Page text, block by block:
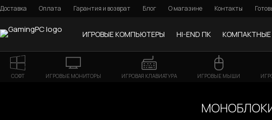
Доставка Оплата Гарантия и возврат Блог О магазине Контакты
ИГРОВЫЕ КОМПЬЮТЕРЫ HI-END ПК КОМПАКТНЫЕ
СОФТ ИГРОВЫЕ МОНИТОРЫ ИГРОВАЯ КЛАВИАТУРА ИГРОВЫЕ МЫШИ
МОНОБЛОКИ: